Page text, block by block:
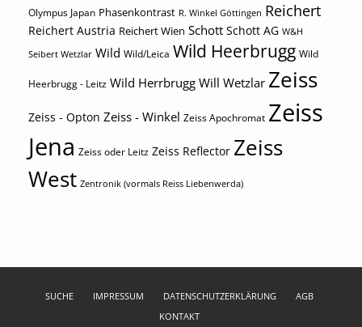
Olympus Japan Phasenkontrast R. Winkel Göttingen Reichert
Reichert Austria Reichert Wien Schott Schott AG W&H
Seibert Wetzlar Wild Wild/Leica Wild Heerbrugg Wild
Heerbrugg - Leitz Wild Herrbrugg Will Wetzlar Zeiss
Zeiss - Opton Zeiss - Winkel Zeiss Apochromat Zeiss
Jena Zeiss oder Leitz Zeiss Reflector Zeiss
West Zentronik (vormals Reiss Liebenwerda)
SUCHE IMPRESSUM DATENSCHUTZERKLÄRUNG
AGB
KONTAKT